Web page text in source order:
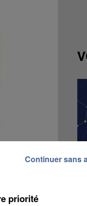
priorité
Continuer sans